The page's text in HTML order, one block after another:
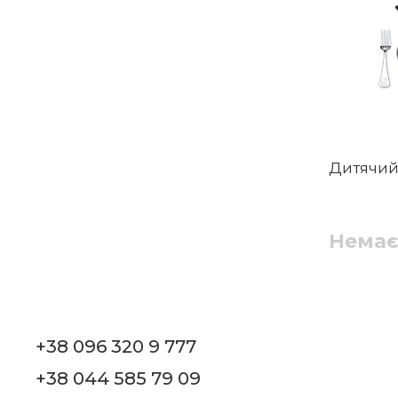
Дитячий
+38 096 320 9 777
+38 044 585 79 09